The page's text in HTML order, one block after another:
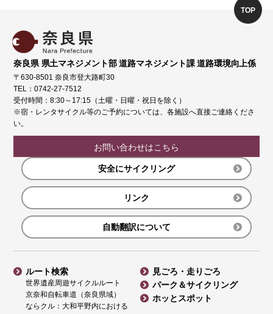
奈良県 県土マネジメント部 道路マネジメント課 道路環境向上係
〒630-8501 奈良市登大路町30
TEL：0742-27-7512
受付時間：8:30～17:15（土曜・日曜・祝日を除く）
※宿・レンタサイクル等のご予約については、各施設へ直接ご連絡くださ
い。
お問い合わせはこちら
安全にサイクリング
リンク
自動翻訳について
ルート検索
世界遺産周遊サイクルルート
京奈和自転車道（奈良県域）
ならクル：大和平野内における
見ごろ・走りごろ
パーク＆サイクリング
ホッとスポット
TOP